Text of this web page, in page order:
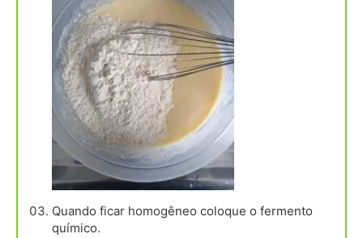
Quando ficar homogêneo coloque o fermento
químico.